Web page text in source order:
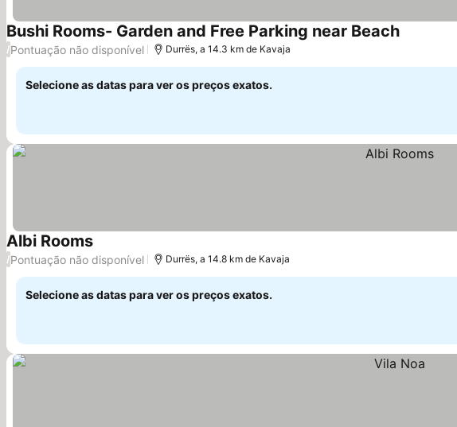
Bushi Rooms- Garden and Free Parking near BeachVer preços
/Pontuação não disponível Durrës, a 14.3 km de Kavaja
Selecione as datas para ver os preços exatos.
Albi RoomsVer preços
/Pontuação não disponível Durrës, a 14.8 km de Kavaja
Selecione as datas para ver os preços exatos.